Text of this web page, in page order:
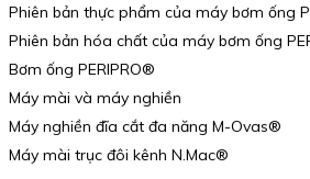
Phiên bản thực phẩm của máy bơm ống
Phiên bản hóa chất của máy bơm ống
Bơm ống PERIPRO®
Máy mài và máy nghiền
Máy nghiền đĩa cắt đa năng M-Ovas®
Máy mài trục đôi kênh N.Mac®